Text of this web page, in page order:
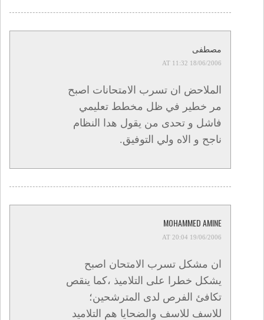
مصطفى
18/06/2006 AT 11:32
الملاحض ان تسرب الامتحانات اصبح
مر خطير في ظل مخطط تعليمي
فاشل و تحدى من يقول هدا النظام
ناجح و الاه ولي التوفيق.
MOHAMMED AMINE
19/06/2006 AT 20:04
ان مشكل تسرب الامتحان اصبح
يشكل خطرا على التلاميذ ،كما ينقص
تكافئ الفرص لدى المترشحين؛
للاسف للاسف والضحايا هم التلاميد